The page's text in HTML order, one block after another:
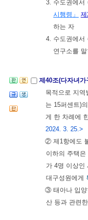
3. 수도권에서
시행령」
하는 자
4. 수도권에서
연구소를
제40조(다자녀
목적으로 지
는 15퍼센트)
게 한 차례에
2024. 3. 25.>
② 제1항에도
이하의 주택
가 4명 이상인
대구성원에게
③ 태아나 입양
산 등과 관련